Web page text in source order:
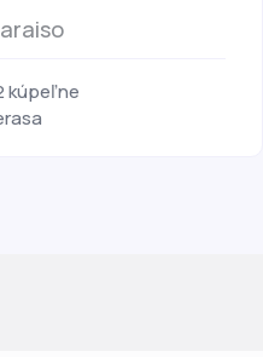
kúpeľne